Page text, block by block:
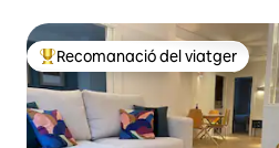
Principals recomanacions dels
Recomanació del viatger